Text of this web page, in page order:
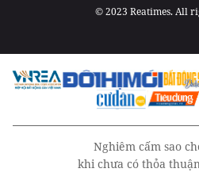
© 2023 Reatimes. All
Nghiêm cấm sao
khi chưa có thỏa